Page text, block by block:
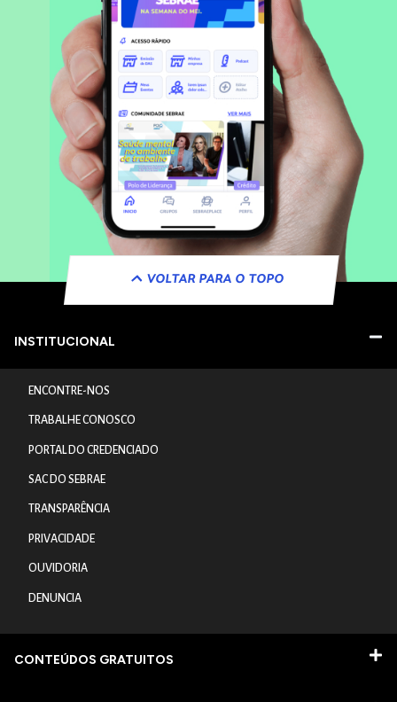
VOLTAR PARA O TOPO
INSTITUCIONAL
ENCONTRE-NOS
TRABALHE CONOSCO
PORTAL DO CREDENCIADO
SAC DO SEBRAE
TRANSPARÊNCIA
PRIVACIDADE
OUVIDORIA
DENUNCIA
CONTEÚDOS GRATUITOS